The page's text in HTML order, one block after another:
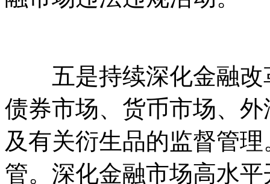
五是持续深化金融改
债券市场、货币市场、
及有关衍生品的监督管
管。深化金融市场高水